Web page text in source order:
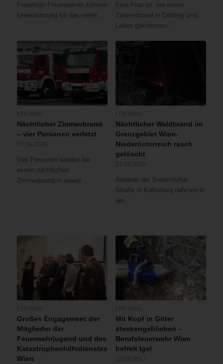
Freiwillige Feuerwehren können
Unterstützung für das vierte…
Eine Frau ist bei einem
Zimmerbrand in Döbling ums
Leben gekommen.…
Nächtlicher Zimmerbrand
– vier Personen verletzt
Vier Personen wurden bei
einem nächtlichen
Zimmerbrand in einem…
Nächtlicher Waldbrand im
Grenzgebiet Wien-
Niederösterreich rasch
gelöscht
Anrainer der Breitenfurter
Straße in Kalksburg nahmen in
der…
Großes Engagement der
Mitglieder der
Feuerwehrjugend und des
Katastrophenhilfsdienstes
Wien
Mit Kopf in Gitter
steckengeblieben –
Berufsfeuerwehr Wien
befreit Igel